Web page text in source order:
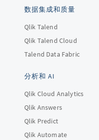
数据集成和质量
Qlik Talend
Qlik Talend Cloud
Talend Data Fabric
分析和 AI
Qlik Cloud Analytics
Qlik Answers
Qlik Predict
Qlik Automate